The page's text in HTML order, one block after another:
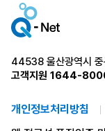
44538 울산광역시
고객지원 1644-
개인정보처리방침